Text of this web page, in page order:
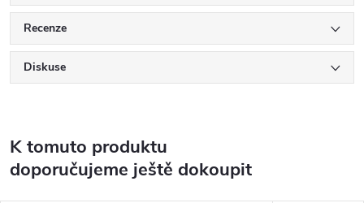
Recenze
Diskuse
K tomuto produktu
doporučujeme ještě dokoupit